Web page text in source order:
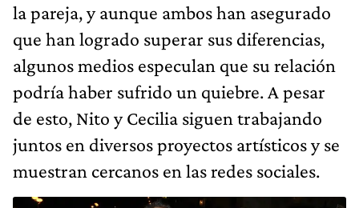
la pareja, y aunque ambos han asegurado
que han logrado superar sus diferencias,
algunos medios especulan que su relación
podría haber sufrido un quiebre. A pesar
de esto, Nito y Cecilia siguen trabajando
juntos en diversos proyectos artísticos y se
muestran cercanos en las redes sociales.